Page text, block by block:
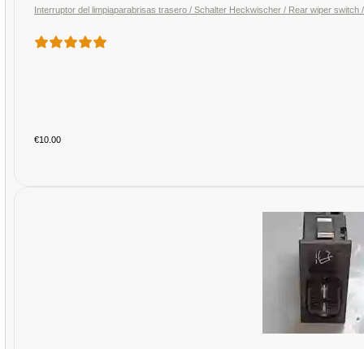
Interruptor del limpiaparabrisas trasero / Schalter Heckwischer / Rear wiper
€10.00